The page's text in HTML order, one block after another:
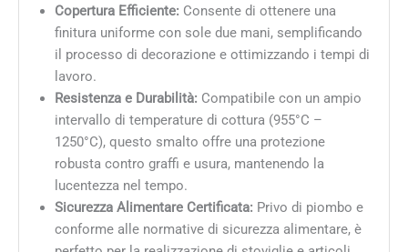
Copertura Efficiente: Consente di ottenere una
finitura uniforme con sole due mani, semplificando
il processo di decorazione e ottimizzando i tempi di
lavoro.
Resistenza e Durabilità: Compatibile con un ampio
intervallo di temperature di cottura (955°C –
1250°C), questo smalto offre una protezione
robusta contro graffi e usura, mantenendo la
lucentezza nel tempo.
Sicurezza Alimentare Certificata: Privo di piombo e
conforme alle normative di sicurezza alimentare, è